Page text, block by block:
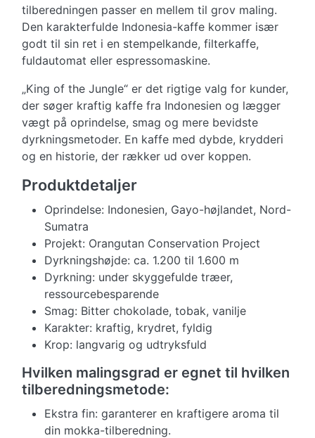
tilberedningen passer en mellem til grov maling.
Den karakterfulde Indonesia-kaffe kommer især
godt til sin ret i en stempelkande, filterkaffe,
fuldautomat eller espressomaskine.
„King of the Jungle“ er det rigtige valg for kunder,
der søger kraftig kaffe fra Indonesien og lægger
vægt på oprindelse, smag og mere bevidste
dyrkningsmetoder. En kaffe med dybde, krydderi
og en historie, der rækker ud over koppen.
Produktdetaljer
Oprindelse: Indonesien, Gayo-højlandet, Nord-
Sumatra
Projekt: Orangutan Conservation Project
Dyrkningshøjde: ca. 1.200 til 1.600 m
Dyrkning: under skyggefulde træer,
ressourcebesparende
Smag: Bitter chokolade, tobak, vanilje
Karakter: kraftig, krydret, fyldig
Krop: langvarig og udtryksfuld
Hvilken malingsgrad er egnet til hvilken
tilberedningsmetode:
Ekstra fin: garanterer en kraftigere aroma til
din mokka-tilberedning.